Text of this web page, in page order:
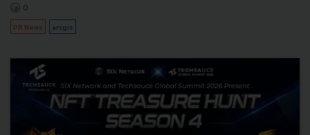
0
PR News arcgis